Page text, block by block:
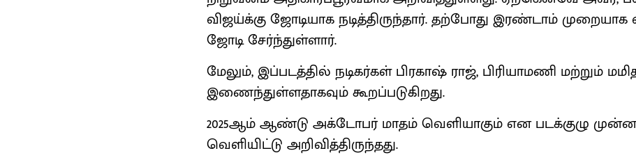
விஜய்க்கு ஜோடியாக நடித்திருந்தார். தற்போது இரண்டாம் முறையாக
ஜோடி சேர்ந்துள்ளார்.
மேலும், இப்படத்தில் நடிகர்கள் பிரகாஷ் ராஜ், பிரியாமணி மற்றும்
இணைந்துள்ளதாகவும் கூறப்படுகிறது.
2025ஆம் ஆண்டு அக்டோபர் மாதம் வெளியாகும் என படக்குழு
வெளியிட்டு அறிவித்திருந்தது.